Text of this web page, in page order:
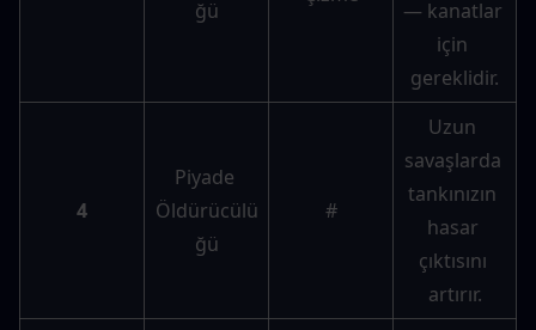
ğü
— kanatlar
için
gereklidir.
4
Piyade
Öldürücülü
ğü
#
Uzun
savaşlarda
tankınızın
hasar
çıktısını
artırır.